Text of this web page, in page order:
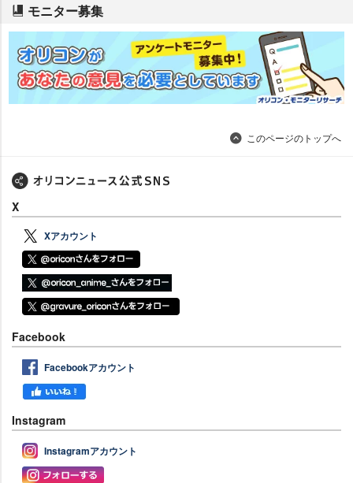
モニター募集
このページのトップへ
X
Xアカウント
Facebook
Facebookアカウント
Instagram
Instagramアカウント